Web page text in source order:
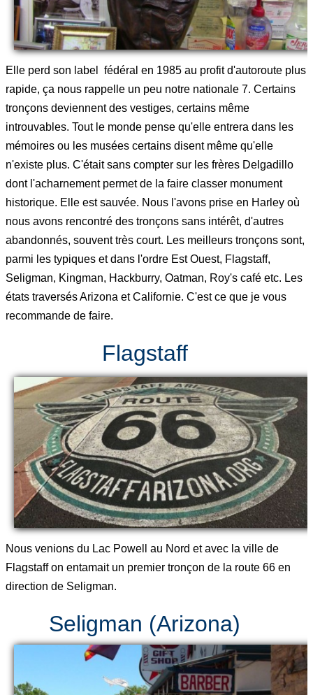
Elle perd son label fédéral en 1985 au profit d'autoroute plus
rapide, ça nous rappelle un peu notre nationale 7. Certains
tronçons deviennent des vestiges, certains même
introuvables. Tout le monde pense qu'elle entrera dans les
mémoires ou les musées certains disent même qu'elle
n'existe plus. C'était sans compter sur les frères Delgadillo
dont l'acharnement permet de la faire classer monument
historique. Elle est sauvée. Nous l'avons prise en Harley où
nous avons rencontré des tronçons sans intérêt, d'autres
abandonnés, souvent très court. Les meilleurs tronçons sont,
parmi les typiques et dans l'ordre Est Ouest, Flagstaff,
Seligman, Kingman, Hackburry, Oatman, Roy's café etc. Les
états traversés Arizona et Californie. C'est ce que je vous
recommande de faire.
Flagstaff
Nous venions du Lac Powell au Nord et avec la ville de
Flagstaff on entamait un premier tronçon de la route 66 en
direction de Seligman.
Seligman (Arizona)